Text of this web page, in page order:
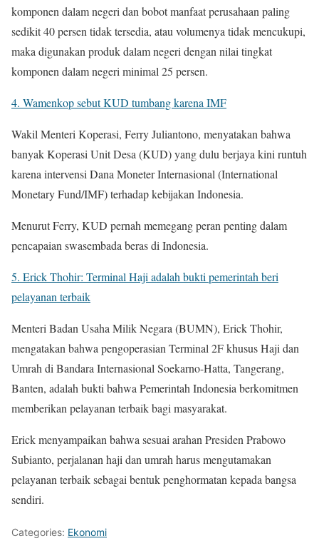
komponen dalam negeri dan bobot manfaat perusahaan paling
sedikit 40 persen tidak tersedia, atau volumenya tidak mencukupi,
maka digunakan produk dalam negeri dengan nilai tingkat
komponen dalam negeri minimal 25 persen.
4. Wamenkop sebut KUD tumbang karena IMF
Wakil Menteri Koperasi, Ferry Juliantono, menyatakan bahwa
banyak Koperasi Unit Desa (KUD) yang dulu berjaya kini runtuh
karena intervensi Dana Moneter Internasional (International
Monetary Fund/IMF) terhadap kebijakan Indonesia.
Menurut Ferry, KUD pernah memegang peran penting dalam
pencapaian swasembada beras di Indonesia.
5. Erick Thohir: Terminal Haji adalah bukti pemerintah beri
pelayanan terbaik
Menteri Badan Usaha Milik Negara (BUMN), Erick Thohir,
mengatakan bahwa pengoperasian Terminal 2F khusus Haji dan
Umrah di Bandara Internasional Soekarno-Hatta, Tangerang,
Banten, adalah bukti bahwa Pemerintah Indonesia berkomitmen
memberikan pelayanan terbaik bagi masyarakat.
Erick menyampaikan bahwa sesuai arahan Presiden Prabowo
Subianto, perjalanan haji dan umrah harus mengutamakan
pelayanan terbaik sebagai bentuk penghormatan kepada bangsa
sendiri.
Categories: Ekonomi